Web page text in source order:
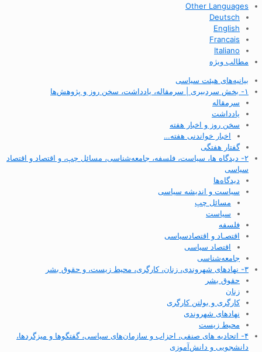
Other Languages
Deutsch
English
Francais
Italiano
مطالب ویژه
بیانیه‌های هیئت سیاسی
۱- بخش سردبیری | سرمقاله، یادداشت، سخن روز و پژوهش‌ها
سرمقاله
یادداشت
سخن روز و اخبار هفته
اخبار خواندنی هفته…
گفتار هفتگی
۲- دیدگاه ها، سیاست، فلسفه، جامعه‌شناسی، مسائل چپ، و اقتصاد و اقتصاد
سیاسی
دیدگاه‌ها
سیاست و اندیشه سیاسی
مسائل چپ
سیاست
فلسفه
اقتصـاد و اقتصاد‌سیاسی
اقتصاد سیاسی
جامعه‌شناسی
۳- نهادهای شهروندی، زنان، کارگری، محیط زیست، و حقوق بشر
حقوق بشر
زنان
کارگری و بولتن کارگری
نهادهای شهروندی
محیط زیست
۴- اتحادیه های صنفی، احزاب و سازمان‌های سیاسی، گفتگوها و میزگردها،
دانشجویی و دانش‌آموزی